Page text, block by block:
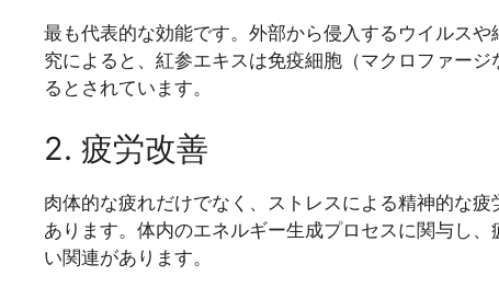
最も代表的な効能です。外部から侵入するウイルス
究によると、紅参エキスは免疫細胞（マクロファー
るとされています。
2. 疲労改善
肉体的な疲れだけでなく、ストレスによる精神的な
あります。体内のエネルギー生成プロセスに関与し
い関連があります。